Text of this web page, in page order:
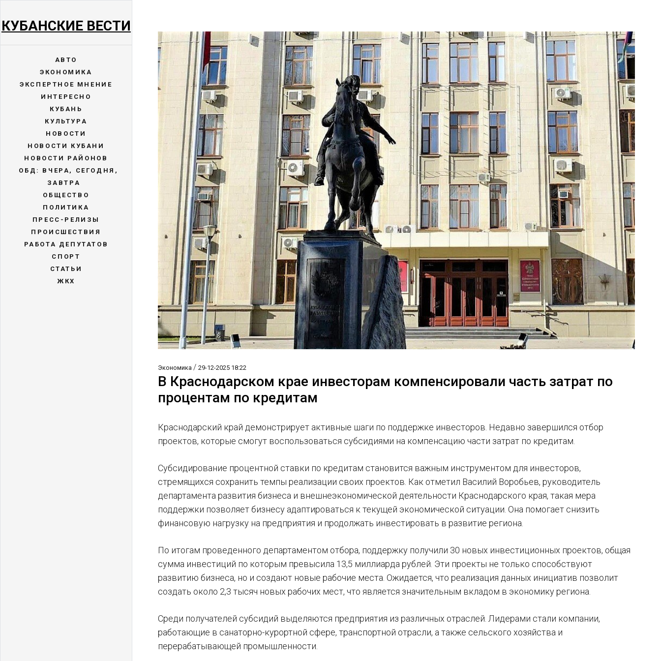
КУБАНСКИЕ ВЕСТИ
АВТО
ЭКОНОМИКА
ЭКСПЕРТНОЕ МНЕНИЕ
ИНТЕРЕСНО
КУБАНЬ
КУЛЬТУРА
НОВОСТИ
НОВОСТИ КУБАНИ
НОВОСТИ РАЙОНОВ
ОБД: ВЧЕРА, СЕГОДНЯ,
ЗАВТРА
ОБЩЕСТВО
ПОЛИТИКА
ПРЕСС-РЕЛИЗЫ
ПРОИСШЕСТВИЯ
РАБОТА ДЕПУТАТОВ
СПОРТ
СТАТЬИ
ЖКХ
Экономика/29-12-2025 18:22
В Краснодарском крае инвесторам компенсировали часть затрат по
процентам по кредитам
Краснодарский край демонстрирует активные шаги по поддержке инвесторов. Недавно завершился отбор
проектов, которые смогут воспользоваться субсидиями на компенсацию части затрат по кредитам.
Субсидирование процентной ставки по кредитам становится важным инструментом для инвесторов,
стремящихся сохранить темпы реализации своих проектов. Как отметил Василий Воробьев, руководитель
департамента развития бизнеса и внешнеэкономической деятельности Краснодарского края, такая мера
поддержки позволяет бизнесу адаптироваться к текущей экономической ситуации. Она помогает снизить
финансовую нагрузку на предприятия и продолжать инвестировать в развитие региона.
По итогам проведенного департаментом отбора, поддержку получили 30 новых инвестиционных проектов, общая
сумма инвестиций по которым превысила 13,5 миллиарда рублей. Эти проекты не только способствуют
развитию бизнеса, но и создают новые рабочие места. Ожидается, что реализация данных инициатив позволит
создать около 2,3 тысяч новых рабочих мест, что является значительным вкладом в экономику региона.
Среди получателей субсидий выделяются предприятия из различных отраслей. Лидерами стали компании,
работающие в санаторно-курортной сфере, транспортной отрасли, а также сельского хозяйства и
перерабатывающей промышленности.